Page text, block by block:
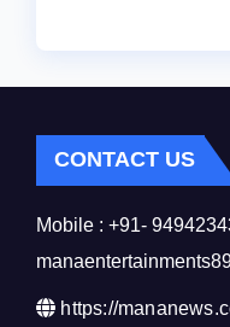
CONTACT US
Mobile : +91-
https://